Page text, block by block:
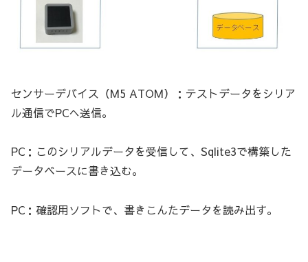
センサーデバイス（M5 ATOM）：テストデータをシリア
ル通信でPCへ送信。
PC：このシリアルデータを受信して、Sqlite3で構築した
データベースに書き込む。
PC：確認用ソフトで、書きこんたデータを読み出す。